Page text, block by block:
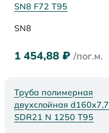
SN8 F72 Т95
SN8
1 454,88 ₽ /пог.м.
Труба полимерная
двухслойная d160x7,7
SDR21 N 1250 Т95